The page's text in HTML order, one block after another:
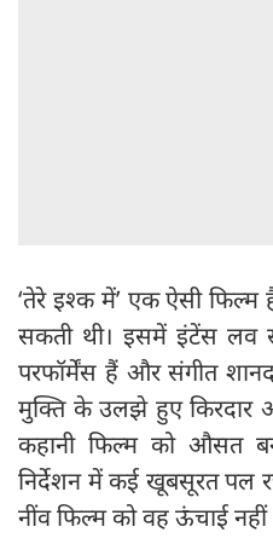
‘तेरे इश्क में’ एक ऐसी फिल्म
सकती थी। इसमें इंटेंस लव
परफॉर्मेंस हैं और संगीत
मुक्ति के उलझे हुए किरदार
कहानी फिल्म को औसत
निर्देशन में कई खूबसूरत पल
नींव फिल्म को वह ऊंचाई